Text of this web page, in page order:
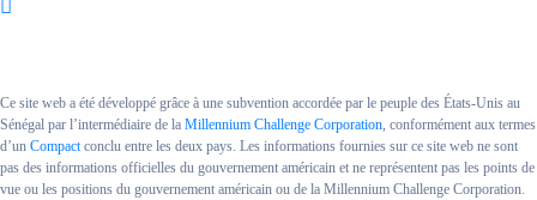
Ce site web a été développé grâce à une subvention accordée par le peuple des États-Unis au
Sénégal par l’intermédiaire de la Millennium Challenge Corporation , conformément aux termes
d’un Compact conclu entre les deux pays. Les informations fournies sur ce site web ne sont
pas des informations officielles du gouvernement américain et ne représentent pas les points de
vue ou les positions du gouvernement américain ou de la Millennium Challenge Corporation.